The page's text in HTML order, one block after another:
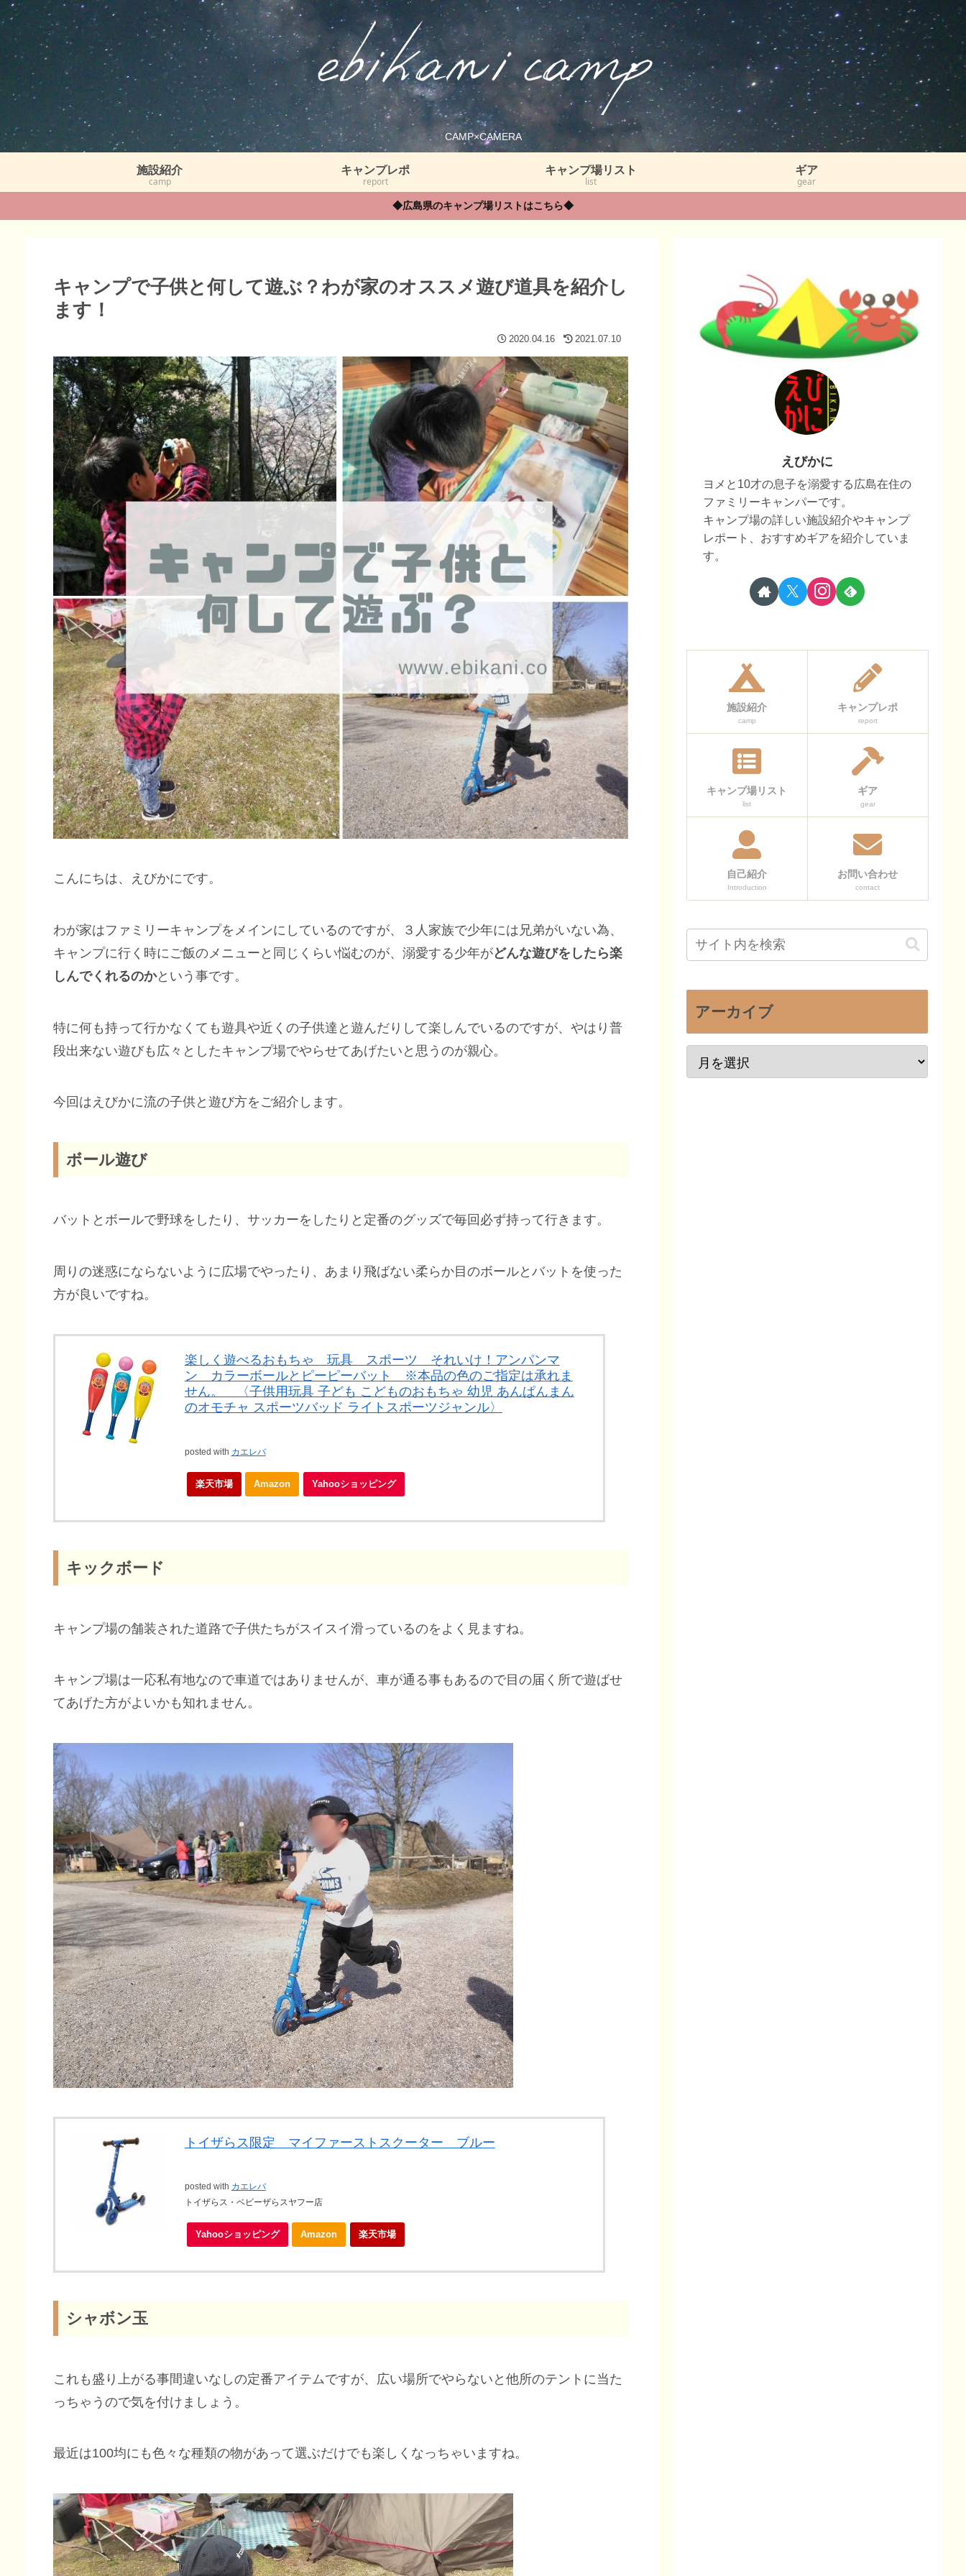
CAMP×CAMERA
施設紹介
camp
キャンプレポ
report
キャンプ場リスト
list
ギア
gear
◆広島県のキャンプ場リストはこちら◆
キャンプで子供と何して遊ぶ？わが家のオススメ遊び道具を紹介し
ます！
2020.04.16 2021.07.10
こんにちは、えびかにです。
わが家はファミリーキャンプをメインにしているのですが、３人家族で少年には兄弟がいない為、
キャンプに行く時にご飯のメニューと同じくらい悩むのが、溺愛する少年がどんな遊びをしたら楽
しんでくれるのかという事です。
特に何も持って行かなくても遊具や近くの子供達と遊んだりして楽しんでいるのですが、やはり普
段出来ない遊びも広々としたキャンプ場でやらせてあげたいと思うのが親心。
今回はえびかに流の子供と遊び方をご紹介します。
ボール遊び
バットとボールで野球をしたり、サッカーをしたりと定番のグッズで毎回必ず持って行きます。
周りの迷惑にならないように広場でやったり、あまり飛ばない柔らか目のボールとバットを使った
方が良いですね。
楽しく遊べるおもちゃ 玩具 スポーツ それいけ！アンパンマ
ン カラーボールとピーピーバット ※本品の色のご指定は承れま
せん。 〈子供用玩具 子ども こどものおもちゃ 幼児 あんぱんまん
のオモチャ スポーツバッド ライトスポーツジャンル〉
posted with カエレバ
楽天市場 Amazon Yahooショッピング
キックボード
キャンプ場の舗装された道路で子供たちがスイスイ滑っているのをよく見ますね。
キャンプ場は一応私有地なので車道ではありませんが、車が通る事もあるので目の届く所で遊ばせ
てあげた方がよいかも知れません。
トイザらス限定 マイファーストスクーター ブルー
posted with カエレバ
トイザらス・ベビーザらスヤフー店
Yahooショッピング Amazon 楽天市場
シャボン玉
これも盛り上がる事間違いなしの定番アイテムですが、広い場所でやらないと他所のテントに当た
っちゃうので気を付けましょう。
最近は100均にも色々な種類の物があって選ぶだけでも楽しくなっちゃいますね。
えびかに
ヨメと10才の息子を溺愛する広島在住の
ファミリーキャンパーです。
キャンプ場の詳しい施設紹介やキャンプ
レポート、おすすめギアを紹介していま
す。
施設紹介
camp
キャンプレポ
report
キャンプ場リスト
list
ギア
gear
自己紹介
Introduction
お問い合わせ
contact
アーカイブ